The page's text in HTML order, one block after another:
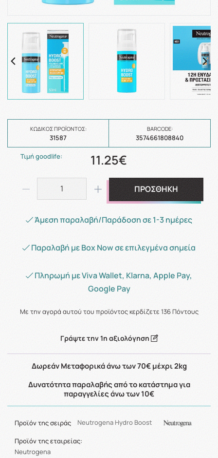
ΚΩΔΙΚΌΣ ΠΡΟΪΌΝΤΟΣ:
31587
BARCODE:
3574661808840
Τιμή goodlife: 11.25€
ΠΡΟΣΘΗΚΗ
Άμεση παραλαβή/Παράδοση σε 1-3 ημέρες
Παραλαβή με Box Now σε επιλεγμένα σημεία
Πληρωμή με Viva Wallet, Klarna, Apple Pay,
Google Pay
Με την αγορά αυτού του προϊόντος κερδίζετε 136Πόντους
Γράψτε την 1η αξιολόγηση
Δωρεάν Μεταφορικά άνω των 70€ μέχρι 2kg
Δυνατότητα παραλαβής από το κατάστημα για
παραγγελίες άνω των 10€
Προϊόν της σειράς Neutrogena Hydro Boost
Προϊόν της εταιρείας:
Neutrogena